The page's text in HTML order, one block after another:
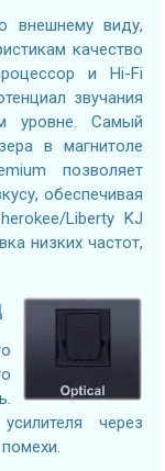
внешнему виду,
качество
и Hi-Fi
звучания
уровне. Самый
в магнитоле
позволяет
обеспечивая
Liberty KJ
низких частот,
через